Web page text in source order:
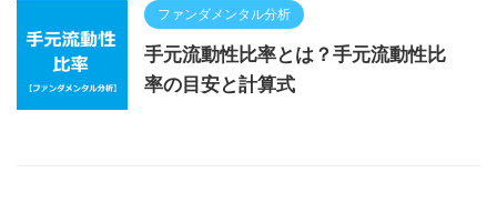
ファンダメンタル分析
手元流動性比率とは？手元流動性比
率の目安と計算式